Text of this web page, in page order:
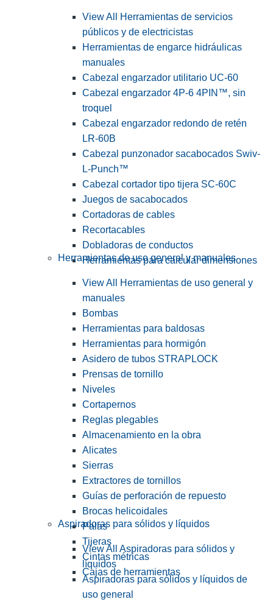
View All Herramientas de servicios
públicos y de electricistas
Herramientas de engarce hidráulicas
manuales
Cabezal engarzador utilitario UC-60
Cabezal engarzador 4P-6 4PIN™, sin
troquel
Cabezal engarzador redondo de retén
LR-60B
Cabezal punzonador sacabocados Swiv-
L-Punch™
Cabezal cortador tipo tijera SC-60C
Juegos de sacabocados
Cortadoras de cables
Recortacables
Dobladoras de conductos
Herramientas para calcular dimensiones
Herramientas de uso general y manuales
View All Herramientas de uso general y
manuales
Bombas
Herramientas para baldosas
Herramientas para hormigón
Asidero de tubos STRAPLOCK
Prensas de tornillo
Niveles
Cortapernos
Reglas plegables
Almacenamiento en la obra
Alicates
Sierras
Extractores de tornillos
Guías de perforación de repuesto
Brocas helicoidales
Palas
Tijeras
Cintas métricas
Cajas de herramientas
Aspiradoras para sólidos y líquidos
View All Aspiradoras para sólidos y
líquidos
Aspiradoras para sólidos y líquidos de
uso general